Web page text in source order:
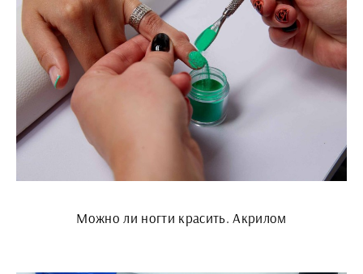
Можно ли ногти красить. Акрилом